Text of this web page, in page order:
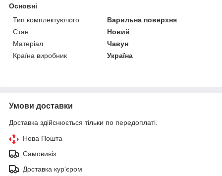
Основні
Тип комплектуючого
Варильна поверхня
Стан
Новий
Матеріал
Чавун
Країна виробник
Україна
Умови доставки
Доставка здійснюється тільки по передоплаті.
Нова Пошта
Самовивіз
Доставка кур'єром